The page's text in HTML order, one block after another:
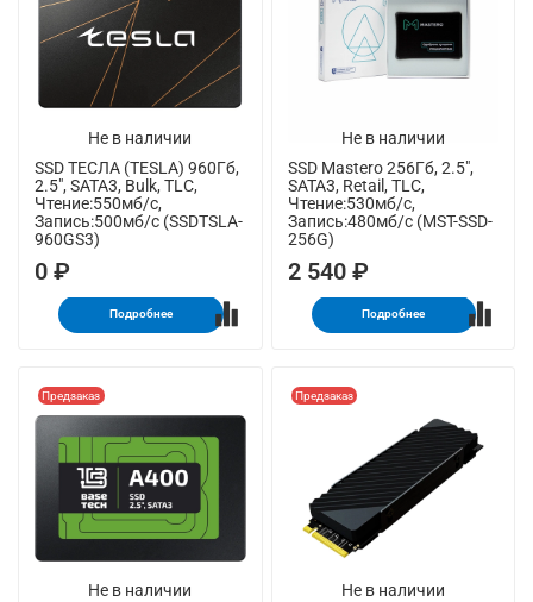
Не в наличии
SSD ТЕСЛА (TESLA) 960Гб,
2.5", SATA3, Bulk, TLC,
Чтение:550мб/с,
Запись:500мб/с (SSDTSLA-
960GS3)
0 ₽
Подробнее
Не в наличии
SSD Mastero 256Гб, 2.5",
SATA3, Retail, TLC,
Чтение:530мб/с,
Запись:480мб/с (MST-SSD-
256G)
2 540 ₽
Подробнее
Не в наличии
Предзаказ
Не в наличии
Предзаказ